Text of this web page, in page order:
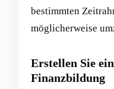
bestimmten
möglicherweise
Erstellen Sie
Finanzbildung